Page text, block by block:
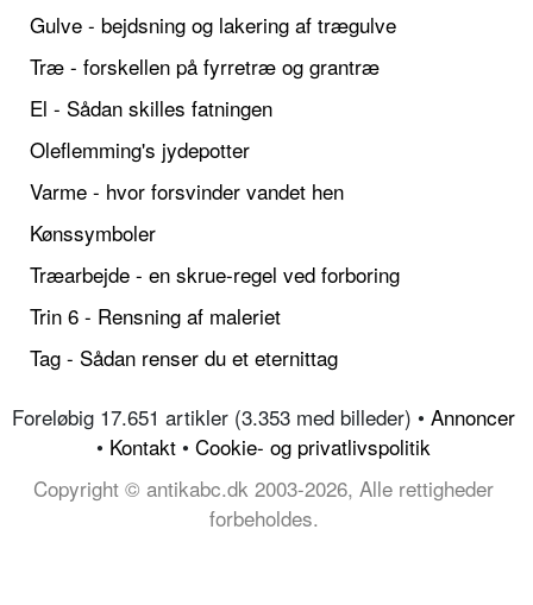
Gulve - bejdsning og lakering af trægulve
Træ - forskellen på fyrretræ og grantræ
El - Sådan skilles fatningen
Oleflemming's jydepotter
Varme - hvor forsvinder vandet hen
Kønssymboler
Træarbejde - en skrue-regel ved forboring
Trin 6 - Rensning af maleriet
Tag - Sådan renser du et eternittag
Foreløbig 17.651 artikler (3.353 med billeder) • Annoncer
• Kontakt • Cookie- og privatlivspolitik
Copyright © antikabc.dk 2003-2026, Alle rettigheder
forbeholdes.